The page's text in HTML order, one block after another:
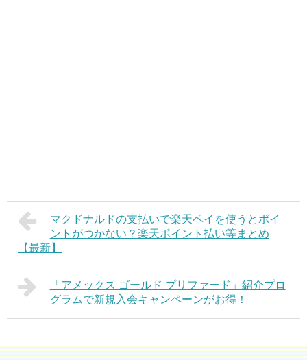
マクドナルドの支払いで楽天ペイを使うとポイ
ントがつかない？楽天ポイント払い等まとめ
【最新】
「アメックス ゴールド プリファード」紹介プロ
グラムで新規入会キャンペーンがお得！